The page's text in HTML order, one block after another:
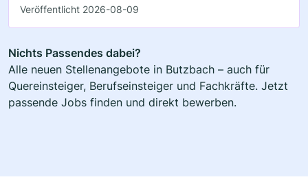
Veröffentlicht 2026-08-09
Nichts Passendes dabei?
Alle neuen Stellenangebote in Butzbach – auch für
Quereinsteiger, Berufseinsteiger und Fachkräfte. Jetzt
passende Jobs finden und direkt bewerben.